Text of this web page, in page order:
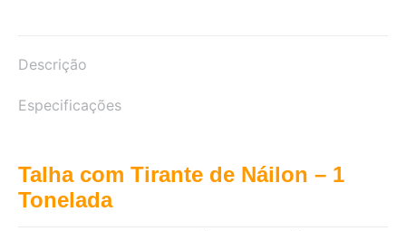
Descrição
Especificações
Talha com Tirante de Náilon – 1
Tonelada